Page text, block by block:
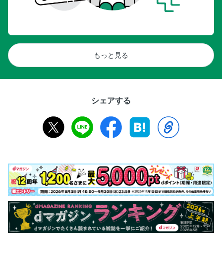
もっと見る
シェアする